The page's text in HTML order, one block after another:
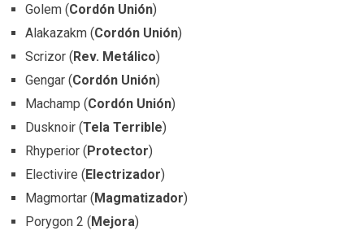
Golem (Cordón Unión)
Alakazakm (Cordón Unión)
Scrizor (Rev. Metálico)
Gengar (Cordón Unión)
Machamp (Cordón Unión)
Dusknoir (Tela Terrible)
Rhyperior (Protector)
Electivire (Electrizador)
Magmortar (Magmatizador)
Porygon 2 (Mejora)